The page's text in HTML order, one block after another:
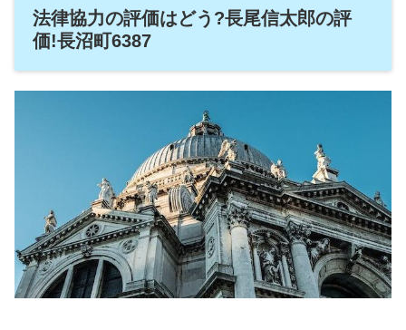
法律協力の評価はどう?長尾信太郎の評
価!長沼町6387